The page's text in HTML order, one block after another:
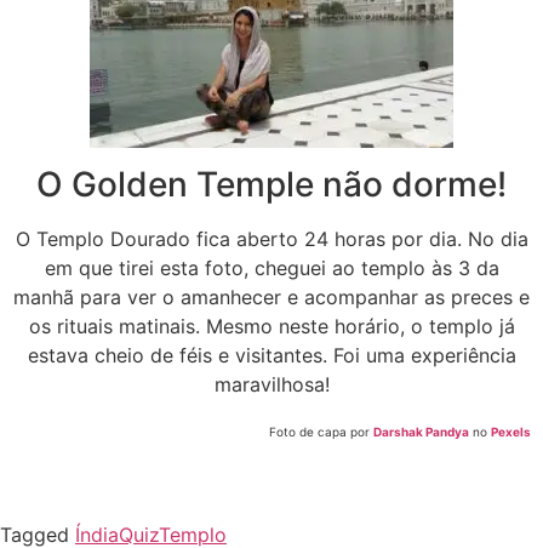
O Golden Temple não dorme!
O Templo Dourado fica aberto 24 horas por dia. No dia
em que tirei esta foto, cheguei ao templo às 3 da
manhã para ver o amanhecer e acompanhar as preces e
os rituais matinais. Mesmo neste horário, o templo já
estava cheio de féis e visitantes. Foi uma experiência
maravilhosa!
Foto de capa por Darshak Pandya no Pexels
Tagged ÍndiaQuizTemplo